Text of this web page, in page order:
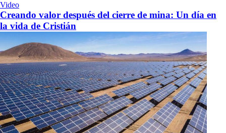
Video
Creando valor después del cierre de mina: Un día en
la vida de Cristián